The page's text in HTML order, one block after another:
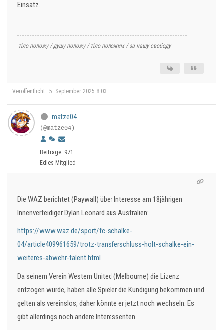
Einsatz.
тіло положу / душу положу / тіло положим / за нашу свободу
Veröffentlicht : 5. September 2025 8:03
matze04
(@matze04)
Beiträge: 971
Edles Mitglied
Die WAZ berichtet (Paywall) über Interesse am 18jährigen
Innenverteidiger Dylan Leonard aus Australien:
https://www.waz.de/sport/fc-schalke-
04/article409961659/trotz-transferschluss-holt-schalke-ein-
weiteres-abwehr-talent.html
Da seinem Verein Western United (Melbourne) die Lizenz
entzogen wurde, haben alle Spieler die Kündigung bekommen und
gelten als vereinslos, daher könnte er jetzt noch wechseln. Es
gibt allerdings noch andere Interessenten.